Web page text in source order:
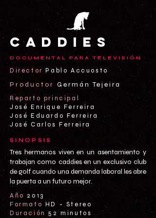
caddies
DOCUMENTAL PARA TELEVISIÓN
DirectorPablo Accuosto
Productor Germán Tejeira
Reparto principal
José Enrique Ferreira
José Eduardo Ferreira
José Carlos Ferreira
SINOPSIS
Tres hermanos viven en un asentamiento y
trabajan como caddies en un exclusivo club
de golf cuando una demanda laboral les abre
la puerta a un futuro mejor.
Año 2013
Formato HD - Stereo
Duración52 minutos